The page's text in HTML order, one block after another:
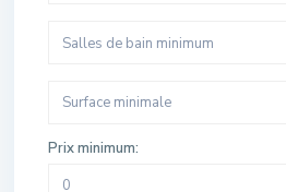
Salles de bain minimum
Prix minimum: